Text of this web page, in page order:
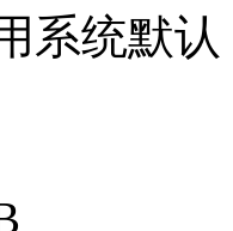
系统默认